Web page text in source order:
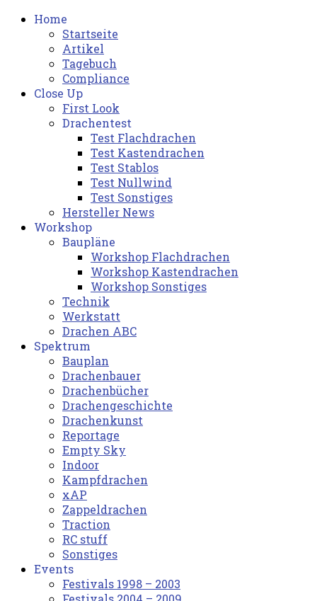
Home
Startseite
Artikel
Tagebuch
Compliance
Close Up
First Look
Drachentest
Test Flachdrachen
Test Kastendrachen
Test Stablos
Test Nullwind
Test Sonstiges
Hersteller News
Workshop
Baupläne
Workshop Flachdrachen
Workshop Kastendrachen
Workshop Sonstiges
Technik
Werkstatt
Drachen ABC
Spektrum
Bauplan
Drachenbauer
Drachenbücher
Drachengeschichte
Drachenkunst
Reportage
Empty Sky
Indoor
Kampfdrachen
xAP
Zappeldrachen
Traction
RC stuff
Sonstiges
Events
Festivals 1998 – 2003